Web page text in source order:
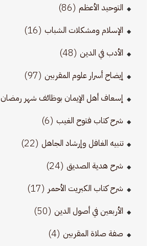
التوحيد الأعظم (86)
الإسلام ومشكلات الشباب (16)
الأدب في الدين (48)
إيضاح أسرار علوم المقربين (97)
إسعاف أهل الإيمان بوظائف شهر رمضان
شرح كتاب فتوح الغيب (6)
تنبيه الغافل وإرشاد الجاهل (22)
شرح هدية الصديق (24)
شرح كتاب الكبريت الأحمر (17)
الأربعين في أصول الدين (50)
صفة صلاة المقربين (4)